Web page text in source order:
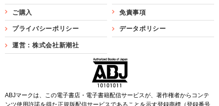
ご購入 免責事項
プライバシーポリシー データポリシー
運営：株式会社新潮社
ABJマークは、この電子書店・電子書籍配信サービスが、著作権者からコンテ